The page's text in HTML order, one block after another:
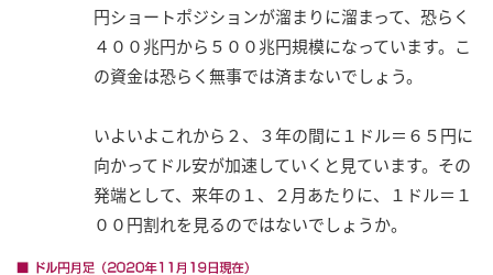
円ショートポジションが溜まりに溜まって、恐らく
４００兆円から５００兆円規模になっています。こ
の資金は恐らく無事では済まないでしょう。
いよいよこれから２、３年の間に１ドル＝６５円に
向かってドル安が加速していくと見ています。その
発端として、来年の１、２月あたりに、１ドル＝１
００円割れを見るのではないでしょうか。